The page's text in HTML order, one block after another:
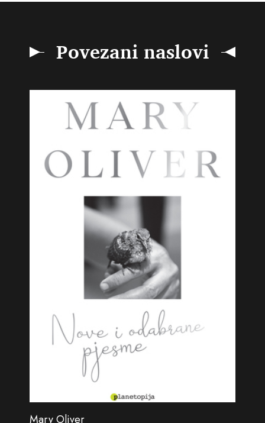
Povezani naslovi
Mary Oliver